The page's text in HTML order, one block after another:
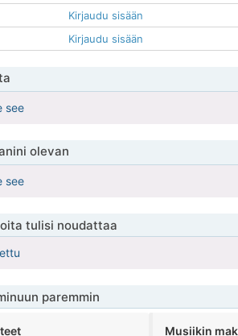
Kirjaudu sisään
Kirjaudu sisään
see
olevan
see
tulisi noudattaa
paremmin
Musiikin